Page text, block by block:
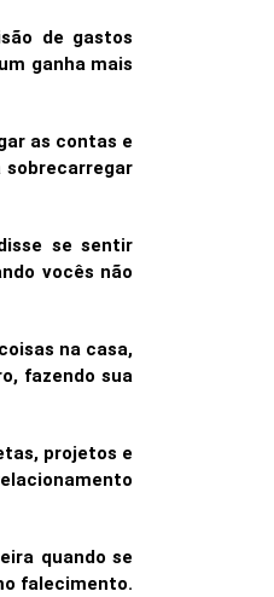
de gastos
ganha mais
as contas e
sobrecarregar
se sentir
vocês não
na casa,
fazendo sua
projetos e
quando se
falecimento.